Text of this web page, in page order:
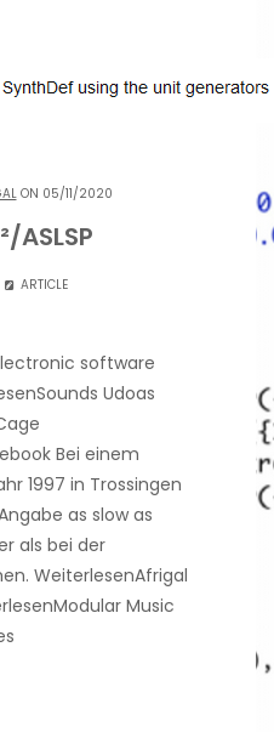
ON 05/11/2020
ASLSP
ARTICLE
software
Udoas
Bei einem
1997 in Trossingen
as slow as
als bei der
WeiterlesenAfrigal
Music